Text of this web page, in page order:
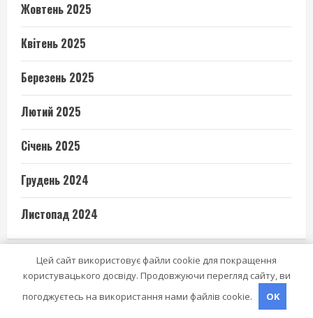
Жовтень 2025
Квітень 2025
Березень 2025
Лютий 2025
Січень 2025
Грудень 2024
Листопад 2024
ВИ МОГЛИ ПРОПУСТИТИ
Цей сайт використовує файли cookie для покращення
користувацького досвіду. Продовжуючи перегляд сайту, ви
погоджуєтесь на використання нами файлів cookie.
OK